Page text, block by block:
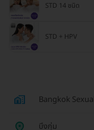
STD 14 ชนิด
STD + HPV
Bangkok
บึงกุ่ม